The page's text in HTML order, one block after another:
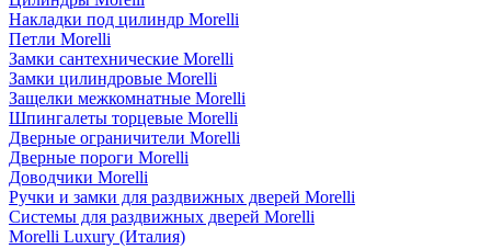
Накладки под цилиндр Morelli
Петли Morelli
Замки сантехнические Morelli
Замки цилиндровые Morelli
Защелки межкомнатные Morelli
Шпингалеты торцевые Morelli
Дверные ограничители Morelli
Дверные пороги Morelli
Доводчики Morelli
Ручки и замки для раздвижных дверей Morelli
Системы для раздвижных дверей Morelli
Morelli Luxury (Италия)